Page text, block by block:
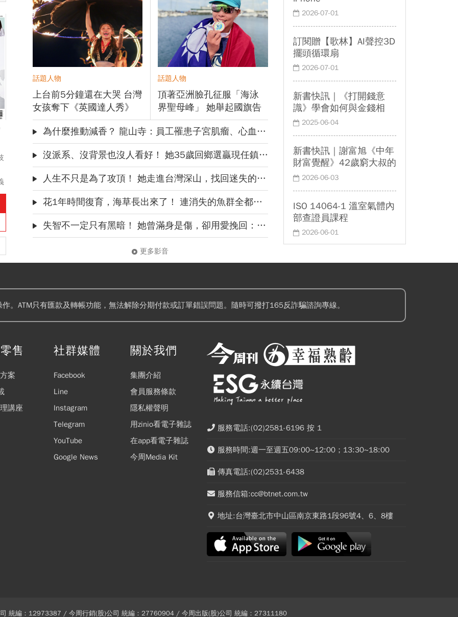
風險
卓見匯聚 捕捉機遇
話題人物
上台前5分鐘還在大哭 台灣
女孩奪下《英國達人秀》
金按鈕
話題人物
頂著亞洲臉孔征服「海泳
界聖母峰」 她舉起國旗告
訴全世界：我來自台灣！
為什麼推動減香？ 龍山寺：員工罹患子宮肌瘤、心血管疾病！
沒派系、沒背景也沒人看好！ 她35歲回鄉選贏現任鎮長 怎麼做到的？
人生不只是為了攻頂！ 她走進台灣深山，找回迷失的自己｜柯式野生活｜
花1年時間復育，海草長出來了！ 連消失的魚群全都回來
失智不一定只有黑暗！ 她曾滿身是傷，卻用愛挽回：只要先生是快樂的，就夠了
更多影音
2026-07-01
訂閱贈【歌林】AI聲控3D
擺頭循環扇
2026-07-01
新書快訊｜《打開錢意
識》學會如何與金錢相
處，才能真正體現富足
2025-06-04
新書快訊｜謝富旭《中年
財富覺醒》42歲窮大叔的
翻身筆記
2026-06-03
ISO 14064-1 溫室氣體內
部查證員課程
2026-06-01
。ATM只有匯款及轉帳功能，無法解除分期付款或訂單錯誤問題。隨時可撥打165反詐騙諮詢專線。
售
案
講座
社群媒體
Facebook
Line
Instagram
Telegram
YouTube
Google News
關於我們
集團介紹
會員服務條款
隱私權聲明
用zinio看電子雜誌
在app看電子雜誌
今周Media Kit
服務電話:(02)2581-6196 按 1
服務時間:週一至週五09:00~12:00；13:30~18:00
傳真電話:(02)2531-6438
服務信箱:cc@btnet.com.tw
地址:台灣臺北市中山區南京東路1段96號4、6、8樓
統編：12973387 / 今周行銷(股)公司 統編：27760904 / 今周出版(股)公司 統編：27311180